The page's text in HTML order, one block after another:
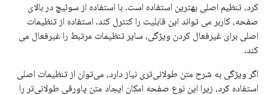
کرد، تنظیم اصلی بهترین استفاده است. با استفاده از سوئیچ در بالای
صفحه، کاربر می تواند این قابلیت را کنترل کند. استفاده از تنظیمات
اصلی برای غیرفعال کردن ویژگی، سایر تنظیمات مرتبط را غیرفعال می
کند.
اگر ویژگی به شرح متن طولانی‌تری نیاز دارد، می‌توان از تنظیمات اصلی
استفاده کرد، زیرا این نوع صفحه امکان ایجاد متن پاورقی طولانی‌تر را